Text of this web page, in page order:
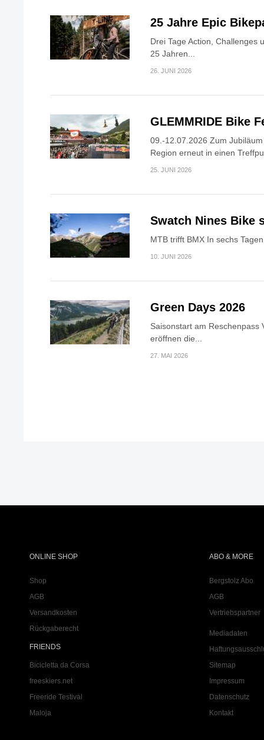
25 Jahre Epic
Drei Tage Action, Challenges
25 Jahren...
26. JUNI 2026
GLEMMRIDE Bike
09.-12.07.2026 Zum
Region erneut in einen
25. JUNI 2026
Swatch Nines Bike
MTB trifft BMX In sechs
10. JUNI 2026
Green Days 2026
Saisonstart am Reschenpass
eröffnen die...
27. MAI 2026
ONLINE SHOP
Shop
AGB
Versandkosten
Rückgaberecht
FRIENDS
Bicicletta da Corsa
freeskiers.net
Freeride Testival
Maloja
ABO & MORE
Bergstolz Abo
AGB
Vertriebspartner
Mediadaten
Sitemap
Impressum
Datenschutz
Kontakt